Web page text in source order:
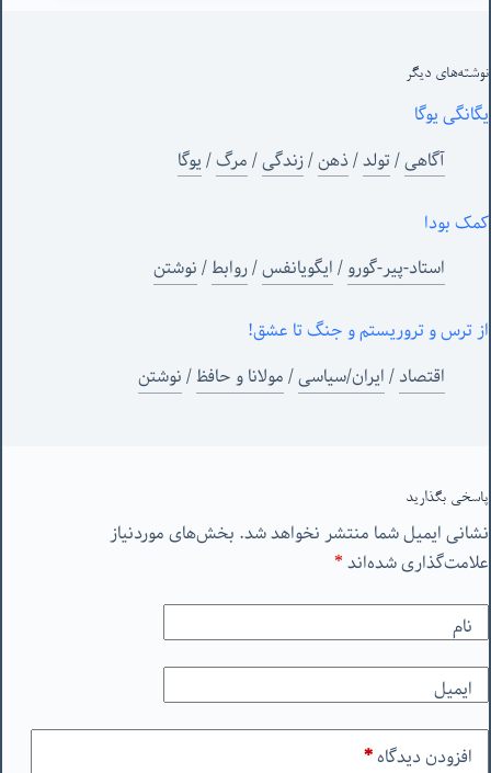
نوشته‌های‌ دیگر
یگانگی یوگا
آگاهی/تولد/ذهن/زندگی/مرگ/یوگا
کمک بودا
استاد-پیر-گورو/ایگویانفس/روابط/نوشتن
از ترس و تروریستم و جنگ تا عشق!
اقتصاد/ایران/سیاسی/مولانا و حافظ/نوشتن
پاسخی بگذارید
نشانی ایمیل شما منتشر نخواهد شد. بخش‌های موردنیاز
علامت‌گذاری شده‌اند*
نام
ایمیل
افزودن دیدگاه*